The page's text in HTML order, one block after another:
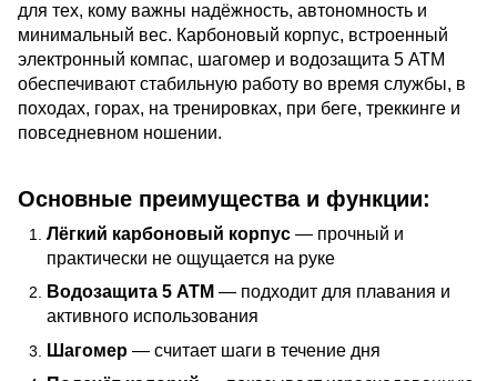
для тех, кому важны надёжность, автономность и
минимальный вес. Карбоновый корпус, встроенный
электронный компас, шагомер и водозащита 5 ATM
обеспечивают стабильную работу во время службы, в
походах, горах, на тренировках, при беге, треккинге и
повседневном ношении.
Основные преимущества и функции:
Лёгкий карбоновый корпус — прочный и
практически не ощущается на руке
Водозащита 5 ATM — подходит для плавания и
активного использования
Шагомер — считает шаги в течение дня